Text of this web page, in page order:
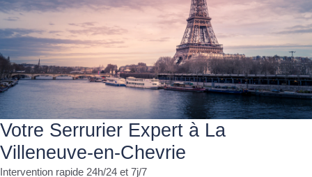
Votre Serrurier Expert à La
Villeneuve-en-Chevrie
Intervention rapide 24h/24 et 7j/7